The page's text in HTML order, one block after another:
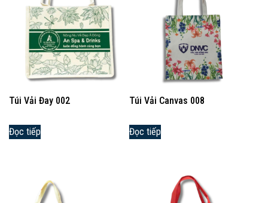
Túi Vải Đay 002
Đọc tiếp
Túi Vải Canvas 008
Đọc tiếp